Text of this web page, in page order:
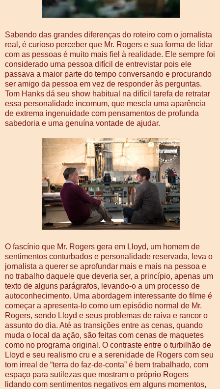
Sabendo das grandes diferenças do roteiro com o jornalista
real, é curioso perceber que Mr. Rogers e sua forma de lidar
com as pessoas é muito mais fiel à realidade. Ele sempre foi
considerado uma pessoa difícil de e­ntrevistar pois ele
passava a maior parte do tempo conversando e procurando
ser amigo da pessoa em vez de responder às perguntas.
Tom Hanks dá seu show habitual na difícil tarefa de retratar
essa personalidade incomum, que mescla uma aparência
de extrema ingenuidade com pensamentos de profunda
sabedoria e uma genuína vontade de ajudar.
O fascínio que Mr. Rogers gera em Lloyd, um homem de
sentimentos conturbados e personalidade reservada, leva o
jornalista a querer se aprofundar mais e mais na pessoa e
no trabalho daquele que deveria ser, a princípio, apenas um
texto de alguns parágrafos, levando-o a um processo de
autoconhecimento. Uma abordagem interessante do filme é
começar a apresenta-lo como um episódio normal de Mr.
Rogers, sendo Lloyd e seus problemas de raiva e rancor o
assunto do dia. Até as transições entre as cenas, quando
muda o local da ação, são feitas com cenas de maquetes
como no programa original. O contraste entre o turbilhão de
Lloyd e seu realismo cru e a serenidade de Rogers com seu
tom irreal de “terra do faz-de-conta” é bem trabalhado, com
espaço para sutilezas que mostram o próprio Rogers
lidando com sentimentos negativos em alguns momentos,